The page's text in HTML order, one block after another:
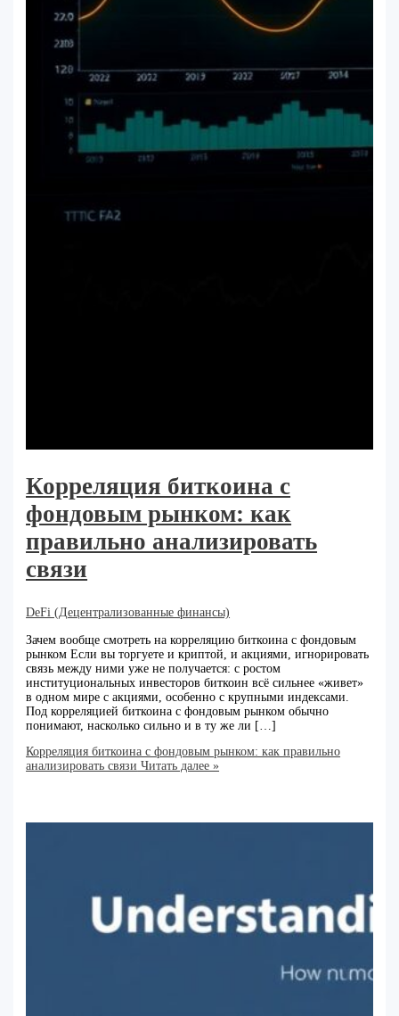
Корреляция биткоина с
фондовым рынком: как
правильно анализировать
связи
DeFi (Децентрализованные финансы)
Зачем вообще смотреть на корреляцию биткоина с фондовым
рынком Если вы торгуете и криптой, и акциями, игнорировать
связь между ними уже не получается: с ростом
институциональных инвесторов биткоин всё сильнее «живет»
в одном мире с акциями, особенно с крупными индексами.
Под корреляцией биткоина с фондовым рынком обычно
понимают, насколько сильно и в ту же ли […]
Корреляция биткоина с фондовым рынком: как правильно
анализировать связи Читать далее »